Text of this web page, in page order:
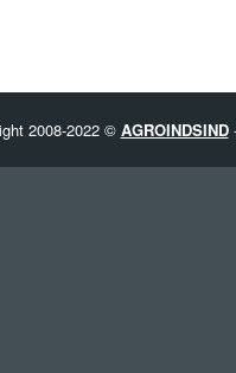
2008-2022 © AGROINDSIND